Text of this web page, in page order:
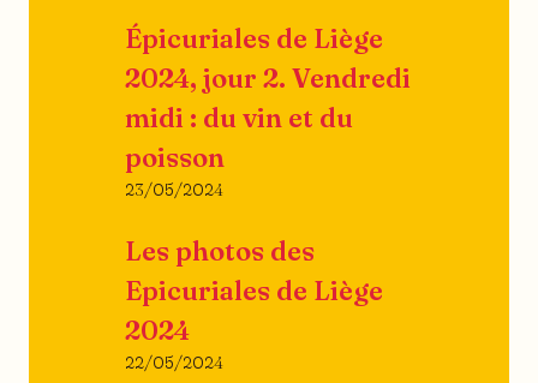
Épicuriales de Liège
2024, jour 2. Vendredi
midi : du vin et du
poisson
23/05/2024
Les photos des
Epicuriales de Liège
2024
22/05/2024